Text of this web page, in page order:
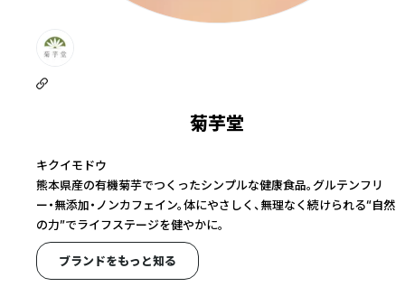
菊芋堂
キクイモドウ
熊本県産の有機菊芋でつくったシンプルな健康食品。グルテンフリ
ー・無添加・ノンカフェイン。体にやさしく、無理なく続けられる“自然
の力”でライフステージを健やかに。
ブランドをもっと知る